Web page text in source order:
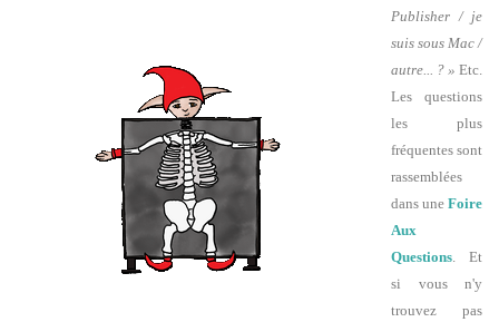
Publisher / je
suis sous Mac /
autre... ? » Etc.
Les questions
les plus
fréquentes sont
rassemblées
dans une Foire
Aux
Questions . Et
si vous n'y
trouvez pas